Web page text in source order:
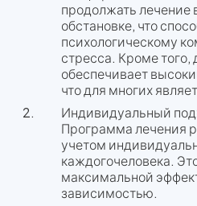
продолжать лечение
обстановке, что
психологическому
стресса. Кроме
обеспечивает
что для многих
Индивидуальный
Программа лечения
учетом
каждогочеловека.
максимальной
зависимостью.